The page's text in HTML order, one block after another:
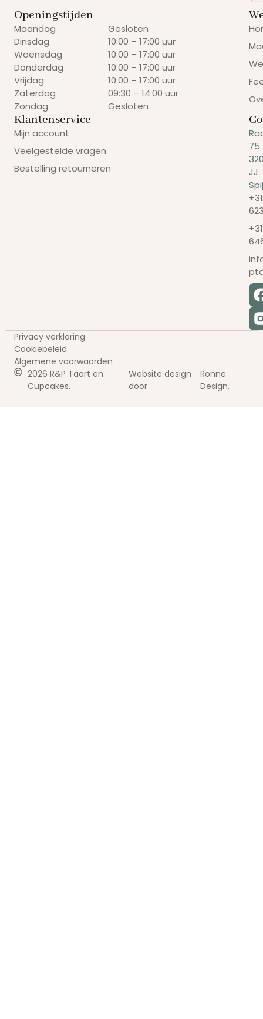
Openingstijden
Maandag
Dinsdag
Woensdag
Donderdag
Vrijdag
Zaterdag
Zondag
Gesloten
10:00 – 17:00 uur
10:00 – 17:00 uur
10:00 – 17:00 uur
10:00 – 17:00 uur
09:30 – 14:00 uur
Gesloten
Klantenservice
Mijn account
Veelgestelde vragen
Bestelling retourneren
75
JJ
2026 R&P Taart en
Cupcakes.
Website design
door
Ronne
Design.
Privacy verklaring
Cookiebeleid
Algemene voorwaarden